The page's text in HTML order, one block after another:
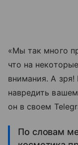
«Мы так много
что на
внимания. А
навредить
он в своем
По словам